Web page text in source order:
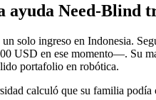
ayuda Need‑Blind
solo ingreso en Indonesia.
en ese momento—. Su
portafolio en robótica.
calculó que su familia